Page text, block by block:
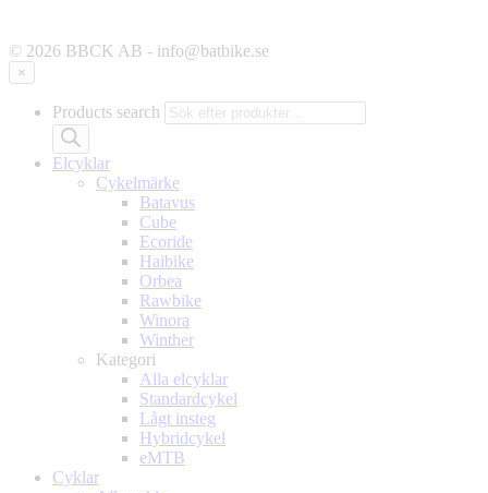
© 2026 BBCK AB - info@batbike.se
×
Products search
Elcyklar
Cykelmärke
Batavus
Cube
Ecoride
Haibike
Orbea
Rawbike
Winora
Winther
Kategori
Alla elcyklar
Standardcykel
Lågt insteg
Hybridcykel
eMTB
Cyklar